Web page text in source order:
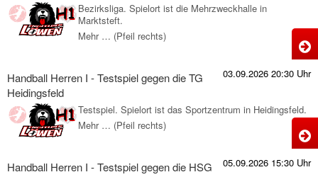
Bezirksliga. Spielort ist die Mehrzweckhalle in
Marktsteft.
Mehr … (Pfeil rechts)
03.09.2026 20:30 Uhr
Handball Herren I - Testspiel gegen die TG
Heidingsfeld
Testspiel. Spielort ist das Sportzentrum in Heidingsfeld.
Mehr … (Pfeil rechts)
05.09.2026 15:30 Uhr
Handball Herren I - Testspiel gegen die HSG